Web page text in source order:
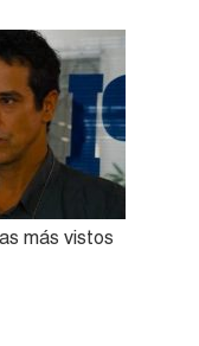
más vistos